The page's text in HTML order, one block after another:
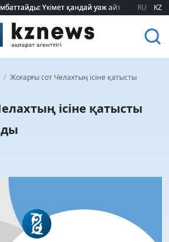
Үкімет қандай уәж айтады?
Үкімет қандай уәж айтады? RU KZ
/ Жоғарғы сот Челахтың ісіне қатысты
ісіне қатысты